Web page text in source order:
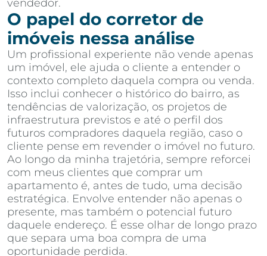
vendedor.
O papel do corretor de
imóveis nessa análise
Um profissional experiente não vende apenas
um imóvel, ele ajuda o cliente a entender o
contexto completo daquela compra ou venda.
Isso inclui conhecer o histórico do bairro, as
tendências de valorização, os projetos de
infraestrutura previstos e até o perfil dos
futuros compradores daquela região, caso o
cliente pense em revender o imóvel no futuro.
Ao longo da minha trajetória, sempre reforcei
com meus clientes que comprar um
apartamento é, antes de tudo, uma decisão
estratégica. Envolve entender não apenas o
presente, mas também o potencial futuro
daquele endereço. É esse olhar de longo prazo
que separa uma boa compra de uma
oportunidade perdida.